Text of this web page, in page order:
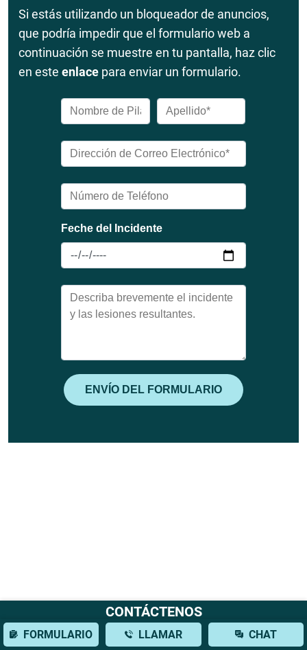
Si estás utilizando un bloqueador de anuncios,
que podría impedir que el formulario web a
continuación se muestre en tu pantalla, haz clic
en este enlace para enviar un formulario.
CONTÁCTENOS
FORMULARIO LLAMAR CHAT